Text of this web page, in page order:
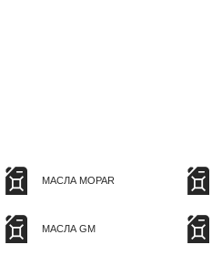
МАСЛА MOPAR
МАСЛА GM